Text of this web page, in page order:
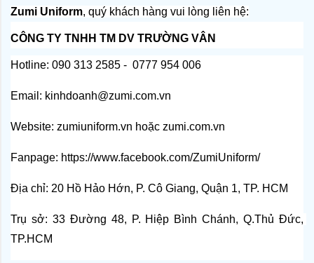
Zumi Uniform, quý khách hàng vui lòng liên hệ:
CÔNG TY TNHH TM DV TRƯỜNG VÂN
Hotline: 090 313 2585 -  0777 954 006
Email: kinhdoanh@zumi.com.vn
Website: zumiuniform.vn hoặc zumi.com.vn
Fanpage: https://www.facebook.com/ZumiUniform/
Địa chỉ: 20 Hồ Hảo Hớn, P. Cô Giang, Quận 1, TP. HCM
Trụ sở: 33 Đường 48, P. Hiệp Bình Chánh, Q.Thủ Đức,
TP.HCM